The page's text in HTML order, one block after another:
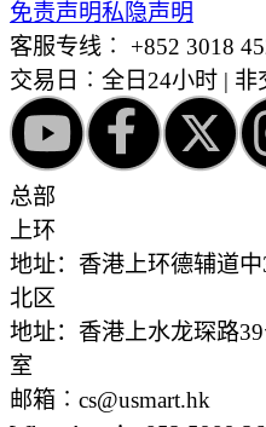
免责声明私隐声明
客服专线︰ +852 3018
交易日︰全日24小时 | 非
总部
上环
地址：香港上环德辅道
北区
地址：香港上水龙琛路
室
邮箱︰cs@usmart.hk